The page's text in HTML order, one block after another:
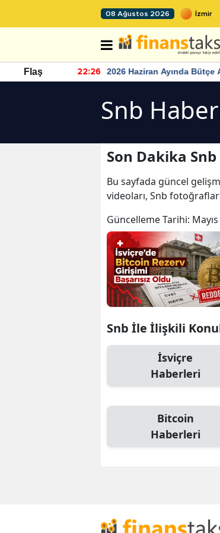
08 Ağustos 2026
Flaş 22:26
2026 Haziran Ayında Bütçe
Yaşandı
Snb
Son Dakika
Bu sayfada güncel
videoları, Snb
Güncelleme Tarihi:
Snb İle İlişkili
İsviçre
Haberleri
Bitcoin
Haberleri